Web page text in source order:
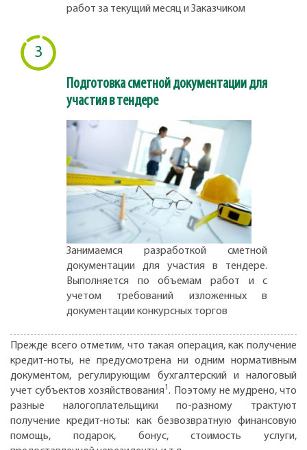
работ за текущий месяц и Заказчиком
3
Подготовка сметной документации для
участия в тендере
Занимаемся разработкой сметной
документации для участия в тендере.
Выполняется по объемам работ и с
учетом требований изложенных в
документации конкурсных торгов
Прежде всего отметим, что такая операция, как получение
кредит-ноты, не предусмотрена ни одним нормативным
документом, регулирующим бухгалтерский и налоговый
учет субъектов хозяйствования1 . Поэтому не мудрено, что
разные налогоплательщики по-разному трактуют
получение кредит-ноты: как безвозвратную финансовую
помощь, подарок, бонус, стоимость услуги,